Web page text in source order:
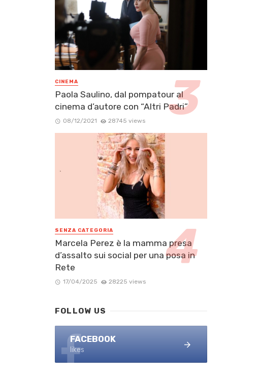
CINEMA
Paola Saulino, dal pompatour al
cinema d’autore con “Altri Padri”
08/12/2021 28745 views
SENZA CATEGORIA
Marcela Perez è la mamma presa
d’assalto sui social per una posa in
Rete
17/04/2025 28225 views
FOLLOW US
FACEBOOK
likes